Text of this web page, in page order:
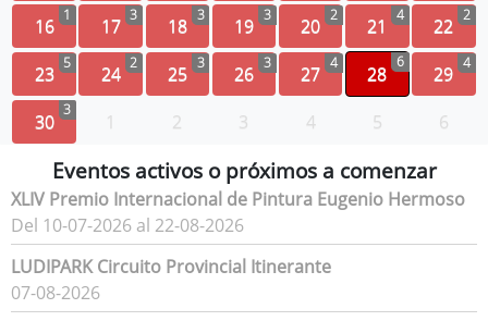
16 1 17 3 18 3 19 3 20 2 21 4 22 2
23 5 24 2 25 3 26 3 27 4 28
6
29 4
30 3 1 2 3 4 5 6
Eventos activos o próximos a comenzar
XLIV Premio Internacional de Pintura Eugenio Hermoso
Del 10-07-2026 al 22-08-2026
LUDIPARK Circuito Provincial Itinerante
07-08-2026